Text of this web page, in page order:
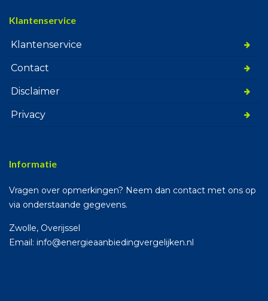
Klantenservice
Klantenservice
Contact
Disclaimer
Privacy
Informatie
Vragen over opmerkingen? Neem dan contact met ons op
via onderstaande gegevens.
Zwolle, Overijssel
Email: info@energieaanbiedingvergelijken.nl